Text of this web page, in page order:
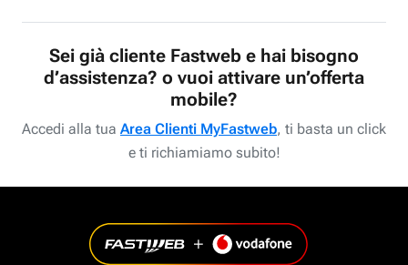
Sei già cliente Fastweb e hai bisogno
d’assistenza? o vuoi attivare un’offerta
mobile?
Accedi alla tua Area Clienti MyFastweb, ti basta un click
e ti richiamiamo subito!